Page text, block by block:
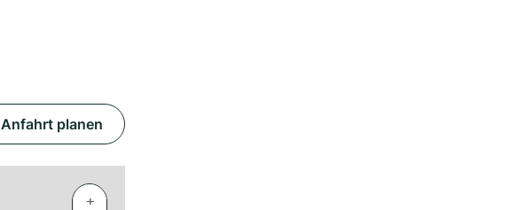
Anfahrt planen
+